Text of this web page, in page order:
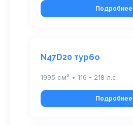
Подробнее
N47D20 турбо
1995 см³ • 116 - 218 л.с.
Подробнее